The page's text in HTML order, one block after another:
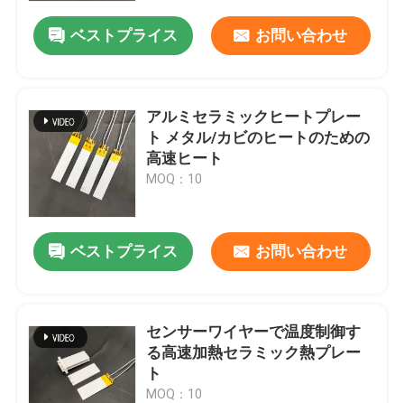
ベストプライス お問い合わせ
アルミセラミックヒートプレー
ト メタル/カビのヒートのための
高速ヒート
MOQ：10
ベストプライス お問い合わせ
センサーワイヤーで温度制御す
る高速加熱セラミック熱プレー
ト
MOQ：10